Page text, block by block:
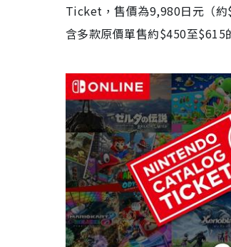
Ticket ，售價為9,980日元（
含多款原價單售約$450至$615